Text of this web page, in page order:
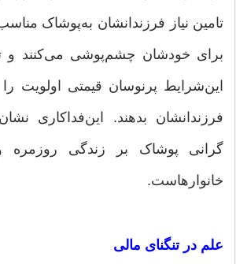
تامین نیاز فرزندانشان به‌پوشاک
برای خودشان چشم‌پوشی می‌کنند و
این‌شرایط پرنوسان قیمتی اولویت
فرزندانشان بدهند. این‌فداکاری
گرانی پوشاک بر زندگی روزمره و
خانوارهاست.
علم در تنگنای مالی